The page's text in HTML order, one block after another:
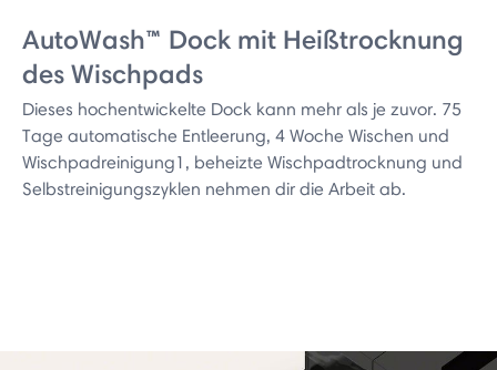
AutoWash™ Dock mit Heißtrocknung
des Wischpads
Dieses hochentwickelte Dock kann mehr als je zuvor. 75
Tage automatische Entleerung, 4 Woche Wischen und
Wischpadreinigung1, beheizte Wischpadtrocknung und
Selbstreinigungszyklen nehmen dir die Arbeit ab.